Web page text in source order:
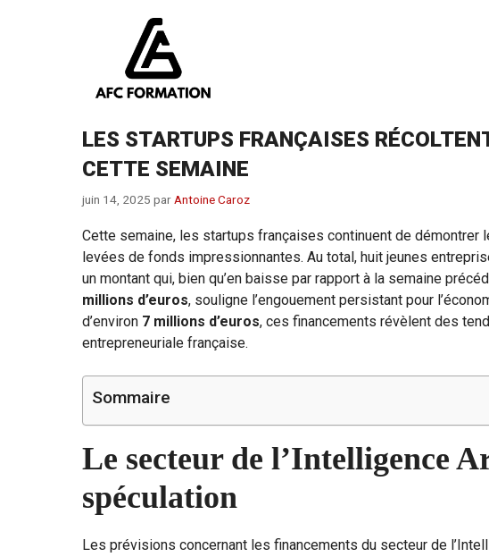
LES STARTUPS FRANÇAISES
CETTE SEMAINE
juin 14, 2025 parAntoine Caroz
Cette semaine, les startups françaises continuent de démontrer
levées de fonds impressionnantes. Au total, huit jeunes
un montant qui, bien qu’en baisse par rapport à la semaine
millions d’euros, souligne l’engouement persistant pour
d’environ 7 millions d’euros, ces financements révèlent des
entrepreneuriale française.
Sommaire
Le secteur de l’Intelligence
spéculation
Les prévisions concernant les financements du secteur de